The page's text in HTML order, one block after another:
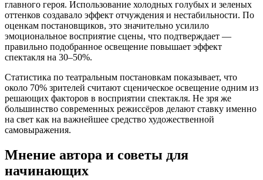
главного героя. Использование холодных голубых и зеленых
оттенков создавало эффект отчуждения и нестабильности. По
оценкам постановщиков, это значительно усилило
эмоциональное восприятие сцены, что подтверждает —
правильно подобранное освещение повышает эффект
спектакля на 30–50%.
Статистика по театральным постановкам показывает, что
около 70% зрителей считают сценическое освещение одним из
решающих факторов в восприятии спектакля. Не зря же
большинство современных режиссёров делают ставку именно
на свет как на важнейшее средство художественной
самовыражения.
Мнение автора и советы для
начинающих